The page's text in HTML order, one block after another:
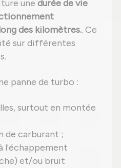
une durée de vie
des kilomètres.. Ce
sur différentes
panne de turbo :
surtout en montée
de carburant ;
l'échappement
et/ou bruit